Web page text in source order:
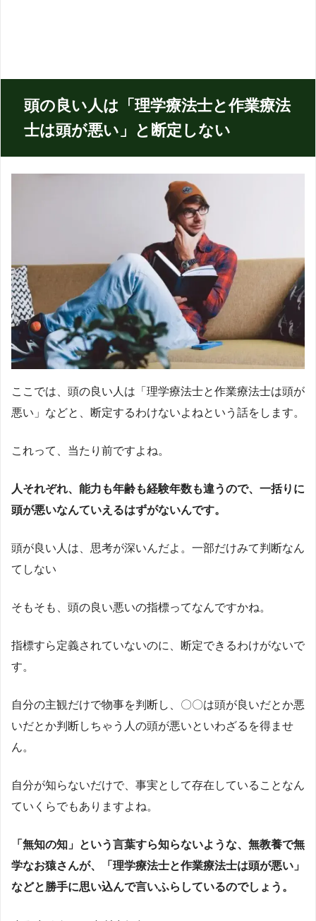
頭の良い人は「理学療法士と作業療法
士は頭が悪い」と断定しない
ここでは、頭の良い人は「理学療法士と作業療法士は頭が
悪い」などと、断定するわけないよねという話をします。
これって、当たり前ですよね。
人それぞれ、能力も年齢も経験年数も違うので、一括りに
頭が悪いなんていえるはずがないんです。
頭が良い人は、思考が深いんだよ。一部だけみて判断なん
てしない
そもそも、頭の良い悪いの指標ってなんですかね。
指標すら定義されていないのに、断定できるわけがないで
す。
自分の主観だけで物事を判断し、〇〇は頭が良いだとか悪
いだとか判断しちゃう人の頭が悪いといわざるを得ませ
ん。
自分が知らないだけで、事実として存在していることなん
ていくらでもありますよね。
「無知の知」という言葉すら知らないような、無教養で無
学なお猿さんが、「理学療法士と作業療法士は頭が悪い」
などと勝手に思い込んで言いふらしているのでしょう。